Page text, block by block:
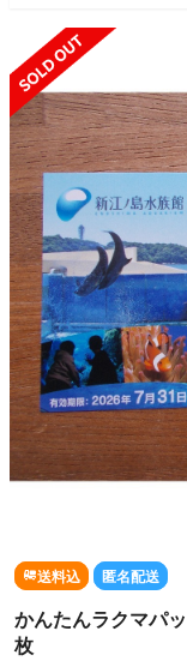
送料込 匿名配送
かんたんラクマパ
枚